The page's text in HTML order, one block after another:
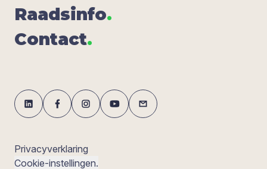
Raads­in­fo.
Con­tact.
Privacyverklaring
Cookie-instellingen.